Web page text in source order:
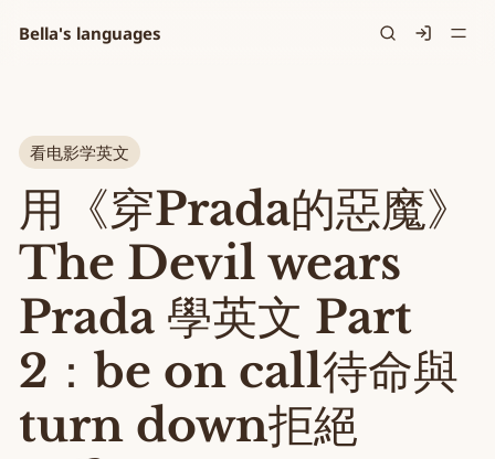
Bella's languages
看电影学英文
用《穿Prada的惡魔》
The Devil wears
Prada 學英文 Part
2：be on call待命與
turn down拒絕